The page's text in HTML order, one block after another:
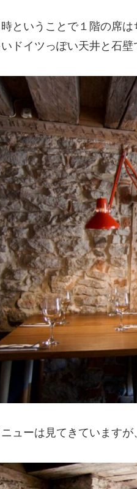
ということで１階の席
ドイツっぽい天井と石壁
ューは見てきていますが